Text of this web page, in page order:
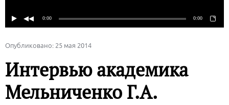
Опубликовано: 25 мая 2014
Интервью академика
Мельниченко Г.А.